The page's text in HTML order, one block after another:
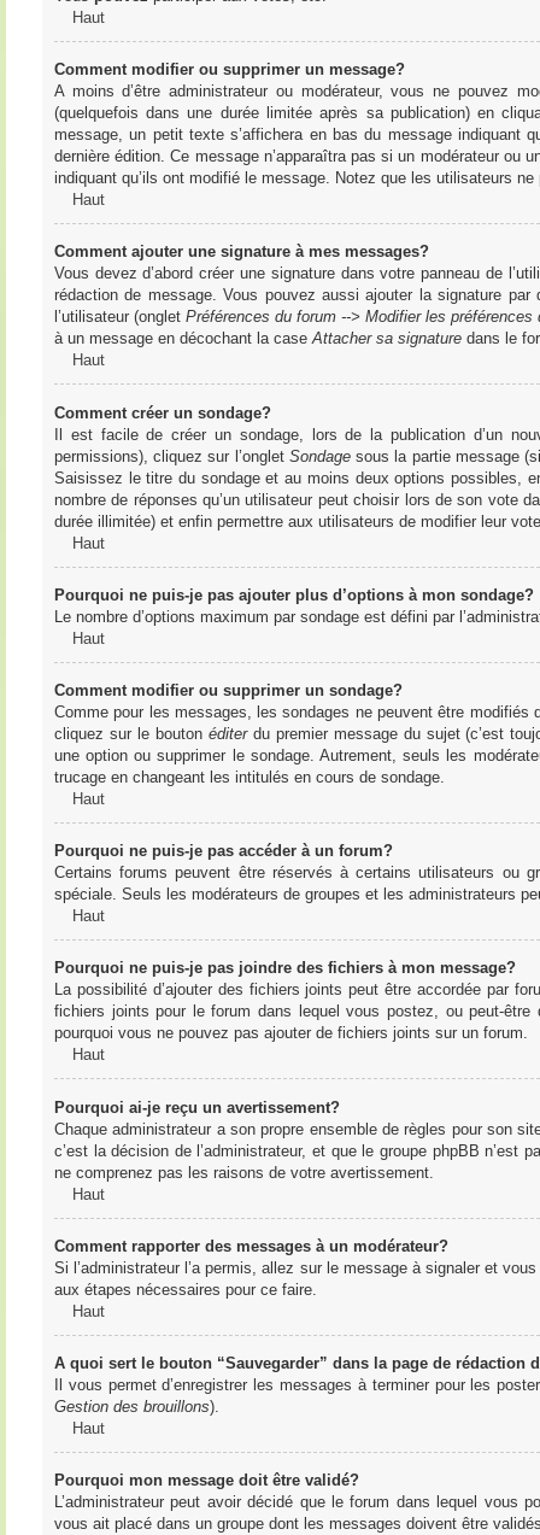
Haut
Comment modifier ou supprimer un message?
A moins d’être administrateur ou modérateur, vous ne pouvez
(quelquefois dans une durée limitée après sa publication) en
message, un petit texte s’affichera en bas du message indiquant
dernière édition. Ce message n’apparaîtra pas si un modérateur
indiquant qu’ils ont modifié le message. Notez que les utilisateurs
Haut
Comment ajouter une signature à mes messages?
Vous devez d’abord créer une signature dans votre panneau de
rédaction de message. Vous pouvez aussi ajouter la signature
l’utilisateur (onglet Préférences du forum --> Modifier les préférences
à un message en décochant la caseAttacher sa signaturedans le
Haut
Comment créer un sondage?
Il est facile de créer un sondage, lors de la publication d’un
permissions), cliquez sur l’onglet Sondagesous la partie message
Saisissez le titre du sondage et au moins deux options possibles,
nombre de réponses qu’un utilisateur peut choisir lors de son vote
durée illimitée) et enfin permettre aux utilisateurs de modifier leur
Haut
Pourquoi ne puis-je pas ajouter plus d’options à mon sondage?
Le nombre d’options maximum par sondage est défini par
Haut
Comment modifier ou supprimer un sondage?
Comme pour les messages, les sondages ne peuvent être modifiés
cliquez sur le bouton éditerdu premier message du sujet (c’est
une option ou supprimer le sondage. Autrement, seuls les
trucage en changeant les intitulés en cours de sondage.
Haut
Pourquoi ne puis-je pas accéder à un forum?
Certains forums peuvent être réservés à certains utilisateurs ou
spéciale. Seuls les modérateurs de groupes et les administrateurs
Haut
Pourquoi ne puis-je pas joindre des fichiers à mon message?
La possibilité d’ajouter des fichiers joints peut être accordée par
fichiers joints pour le forum dans lequel vous postez, ou peut-
pourquoi vous ne pouvez pas ajouter de fichiers joints sur un forum.
Haut
Pourquoi ai-je reçu un avertissement?
Chaque administrateur a son propre ensemble de règles pour son
c’est la décision de l’administrateur, et que le groupe phpBB n’est
ne comprenez pas les raisons de votre avertissement.
Haut
Comment rapporter des messages à un modérateur?
Si l’administrateur l’a permis, allez sur le message à signaler et
aux étapes nécessaires pour ce faire.
Haut
A quoi sert le bouton “Sauvegarder” dans la page de rédaction
Il vous permet d’enregistrer les messages à terminer pour les
Gestion des brouillons).
Haut
Pourquoi mon message doit être validé?
L’administrateur peut avoir décidé que le forum dans lequel vous
vous ait placé dans un groupe dont les messages doivent être